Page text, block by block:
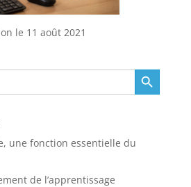
le 11 août 2021
Search Button
une fonction essentielle du
de l’apprentissage